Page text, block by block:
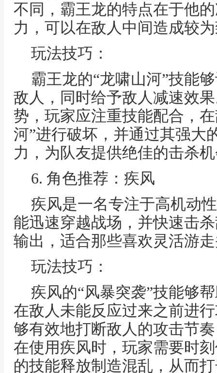
不同，霸王龙的特点在于他
力，可以在敌人中间造成较
玩法技巧：
霸王龙的“龙啸山河”技能
敌人，同时给予敌人减速效
势，玩家应注重技能配合，
河”进行破坏，并通过其强大
力，为队友提供绝佳的击杀
6. 角色推荐：疾风
疾风是一名专注于高机动
能迅速穿越战场，并快速击
输出，适合那些喜欢灵活游
玩法技巧：
疾风的“风暴突袭”技能够
在敌人未能反应过来之前进
够有效地打断敌人的攻击节
在使用疾风时，玩家需要时
的技能释放制造混乱，从而